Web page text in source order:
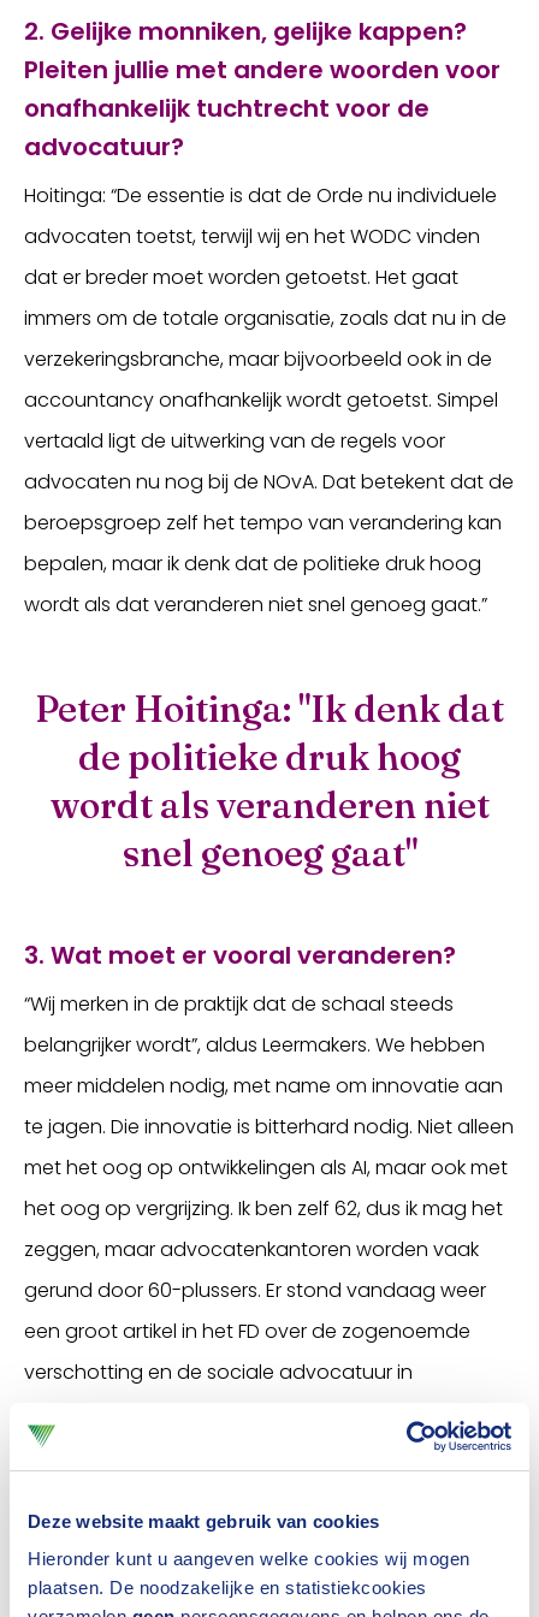
Deze website maakt gebruik van cookies
Hieronder kunt u aangeven welke cookies wij mogen
plaatsen. De noodzakelijke en statistiekcookies
2. Gelijke monniken, gelijke kappen?
Pleiten jullie met andere woorden voor
onafhankelijk tuchtrecht voor de
advocatuur?
Hoitinga: “De essentie is dat de Orde nu individuele
advocaten toetst, terwijl wij en het WODC vinden
dat er breder moet worden getoetst. Het gaat
immers om de totale organisatie, zoals dat nu in de
verzekeringsbranche, maar bijvoorbeeld ook in de
accountancy onafhankelijk wordt getoetst. Simpel
vertaald ligt de uitwerking van de regels voor
advocaten nu nog bij de NOvA. Dat betekent dat de
beroepsgroep zelf het tempo van verandering kan
bepalen, maar ik denk dat de politieke druk hoog
wordt als dat veranderen niet snel genoeg gaat.”
Peter Hoitinga: "Ik denk dat
de politieke druk hoog
wordt als veranderen niet
snel genoeg gaat"
3. Wat moet er vooral veranderen?
“Wij merken in de praktijk dat de schaal steeds
belangrijker wordt”, aldus Leermakers. We hebben
meer middelen nodig, met name om innovatie aan
te jagen. Die innovatie is bitterhard nodig. Niet alleen
met het oog op ontwikkelingen als AI, maar ook met
het oog op vergrijzing. Ik ben zelf 62, dus ik mag het
zeggen, maar advocatenkantoren worden vaak
gerund door 60-plussers. Er stond vandaag weer
een groot artikel in het FD over de zogenoemde
verschotting en de sociale advocatuur in
vraag is groot, maar het aanbod is slecht geregeld.
nieuwe aanwas is heel beperkt. We moeten echt
stoppen met dat denken in schotten. Dat geldt ook